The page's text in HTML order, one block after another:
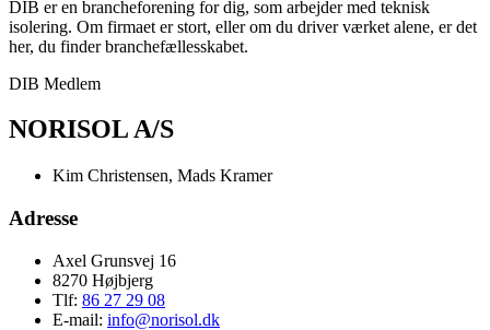
DIB er en brancheforening for dig, som arbejder med teknisk
isolering. Om firmaet er stort, eller om du driver værket alene, er det
her, du finder branchefællesskabet.
DIB Medlem
NORISOL A/S
Kim Christensen, Mads Kramer
Adresse
Axel Grunsvej 16
8270 Højbjerg
Tlf: 86 27 29 08
E-mail: info@norisol.dk